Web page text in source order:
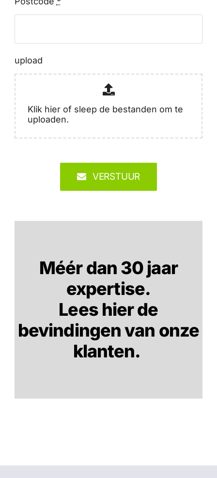
upload
Klik hier of sleep de bestanden om te
uploaden.
VERSTUUR
Méér dan 30 jaar
expertise.
Lees hier de
bevindingen van onze
klanten.